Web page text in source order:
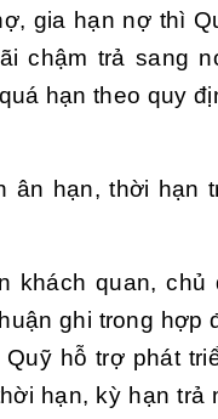
gia hạn nợ thì
chậm trả sang
hạn theo quy
ân hạn, thời hạn
khách quan, chủ
ghi trong hợp
hỗ trợ phát
hạn, kỳ hạn trả